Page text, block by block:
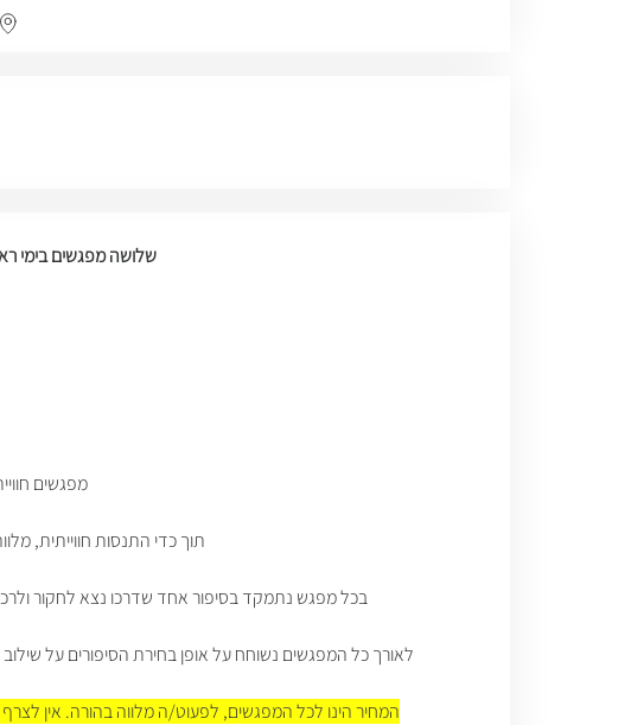
שלושה מפגשים בימי ראשון בבוקר: 9/3/25, 16/3/25, 23/3/
מפגשים
תוך כדי התנסות חווייתית,
בכל מפגש נתמקד בסיפור אחד שדרכו נצא לחקור
לאורך כל המפגשים נשוחח על אופן בחירת הסיפורים על
המחיר הינו לכל המפגשים, לפעוט/ה מלווה בהורה. אין